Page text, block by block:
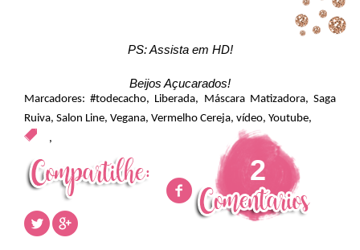
PS: Assista em HD!
Beijos Açucarados!
Marcadores:#todecacho, Liberada, Máscara Matizadora,Saga
Ruiva, Salon Line, Vegana, Vermelho Cereja, vídeo, Youtube,
,
2